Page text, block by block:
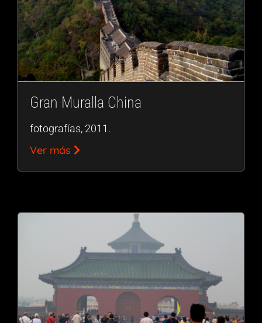
Gran Muralla China
fotografías, 2011.
Ver más